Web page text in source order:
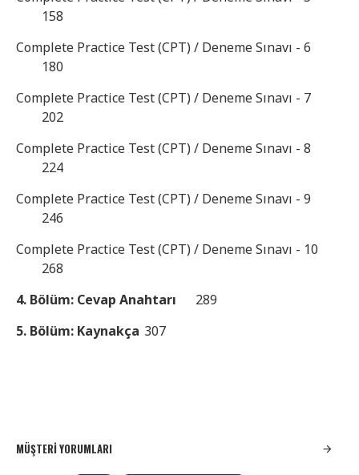
158
Complete Practice Test (CPT) / Deneme Sınavı - 6
180
Complete Practice Test (CPT) / Deneme Sınavı - 7
202
Complete Practice Test (CPT) / Deneme Sınavı - 8
224
Complete Practice Test (CPT) / Deneme Sınavı - 9
246
Complete Practice Test (CPT) / Deneme Sınavı - 10
268
4. Bölüm: Cevap Anahtarı
289
5. Bölüm: Kaynakça 307
MÜŞTERI YORUMLARI